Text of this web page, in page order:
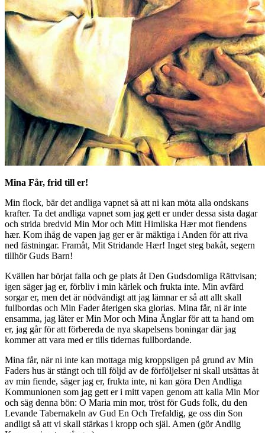
Mina Får, frid till er!
Min flock, bär det andliga vapnet så att ni kan möta alla ondskans
krafter. Ta det andliga vapnet som jag gett er under dessa sista dagar
och strida bredvid Min Mor och Mitt Himliska Hær mot fiendens
hær. Kom ihåg de vapen jag ger er är mäktiga i Anden för att riva
ned fästningar. Framåt, Mit Stridande Hær! Inget steg bakåt, segern
tillhör Guds Barn!
Kvällen har börjat falla och ge plats åt Den Gudsdomliga Rättvisan;
igen säger jag er, förbliv i min kärlek och frukta inte. Min avfärd
sorgar er, men det är nödvändigt att jag lämnar er så att allt skall
fullbordas och Min Fader återigen ska glorias. Mina får, ni är inte
ensamma, jag låter er Min Mor och Mina Änglar för att ta hand om
er, jag går för att förbereda de nya skapelsens boningar där jag
kommer att vara med er tills tidernas fullbordande.
Mina får, när ni inte kan mottaga mig kroppsligen på grund av Min
Faders hus är stängt och till följd av de förföljelser ni skall utsättas åt
av min fiende, säger jag er, frukta inte, ni kan göra Den Andliga
Kommunionen som jag gett er i mitt vapen genom att kalla Min Mor
och säg denna bön: O Maria min mor, tröst för Guds folk, du den
Levande Tabernakeln av Gud En Och Trefaldig, ge oss din Son
andligt så att vi skall stärkas i kropp och själ. Amen (gör Andlig